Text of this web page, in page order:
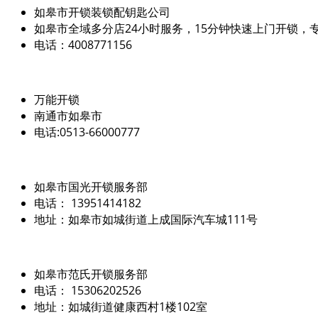
如皋市开锁装锁配钥匙公司
如皋市全域多分店24小时服务，15分钟快速上门开锁，
电话：4008771156
万能开锁
南通市如皋市
电话:0513-66000777
如皋市国光开锁服务部
电话： 13951414182
地址：如皋市如城街道上成国际汽车城111号
如皋市范氏开锁服务部
电话： 15306202526
地址：如城街道健康西村1楼102室